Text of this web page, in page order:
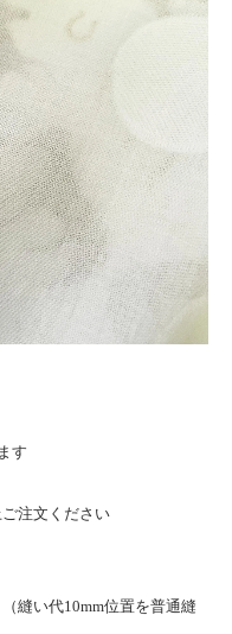
す
注文ください
縫い代10mm位置を普通縫